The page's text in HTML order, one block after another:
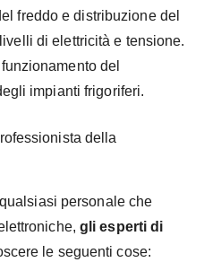
freddo e distribuzione del
di elettricità e tensione.
del
impianti frigoriferi.
della
personale che
gli esperti di
le seguenti cose: